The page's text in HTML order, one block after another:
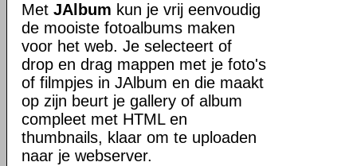
Met JAlbum kun je vrij eenvoudig
de mooiste fotoalbums maken
voor het web. Je selecteert of
drop en drag mappen met je foto's
of filmpjes in JAlbum en die maakt
op zijn beurt je gallery of album
compleet met HTML en
thumbnails, klaar om te uploaden
naar je webserver.